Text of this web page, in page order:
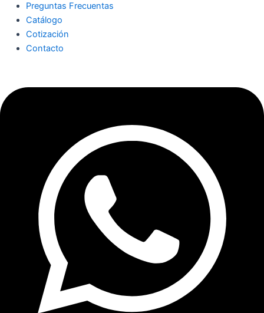
Preguntas Frecuentas
Catálogo
Cotización
Contacto